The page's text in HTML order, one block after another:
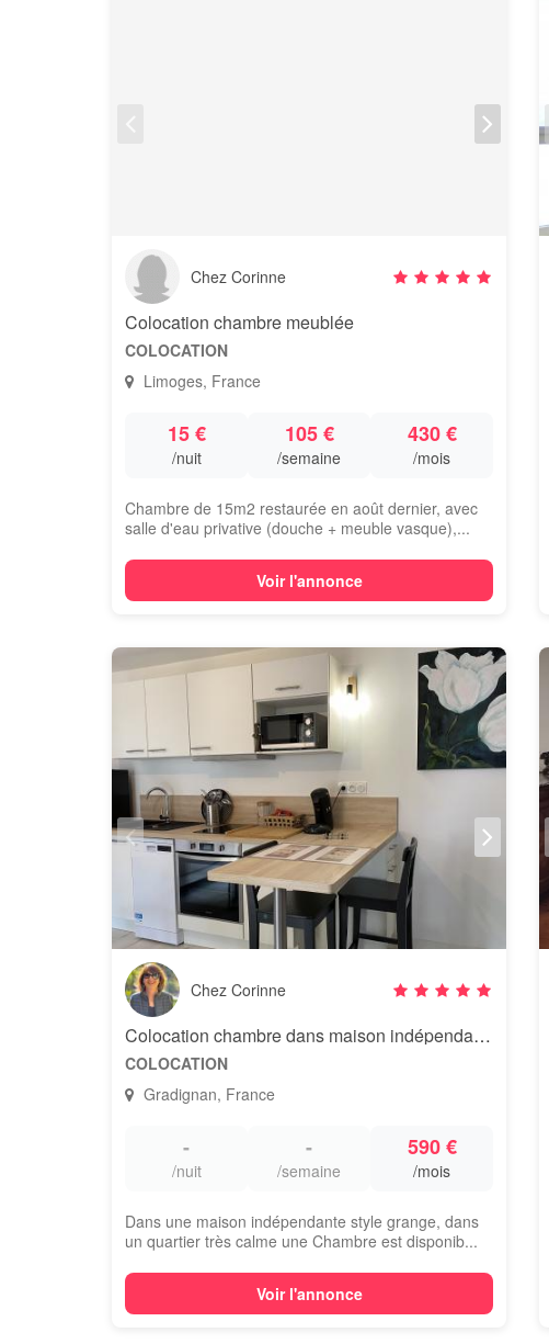
Chez Corinne
Colocation chambre meublée
COLOCATION
Limoges, France
15 €
/nuit
105 €
/semaine
430 €
/mois
Chambre de 15m2 restaurée en août dernier, avec
salle d'eau privative (douche + meuble vasque),...
Voir l'annonce
Chez Corinne
Colocation chambre dans maison indépendante au calme
COLOCATION
Gradignan, France
-
/nuit
-
/semaine
590 €
/mois
Dans une maison indépendante style grange, dans
un quartier très calme une Chambre est disponib...
Voir l'annonce